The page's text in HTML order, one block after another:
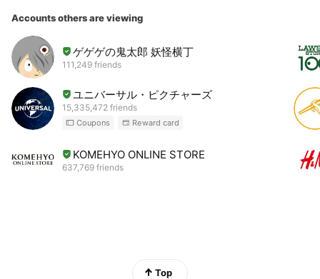
Accounts others are viewing
ゲゲゲの鬼太郎 妖怪横丁
111,249 friends
ユニバーサル・ピクチャーズ
15,335,472 friends
Coupons Reward card
KOMEHYO ONLINE STORE
637,769 friends
Top